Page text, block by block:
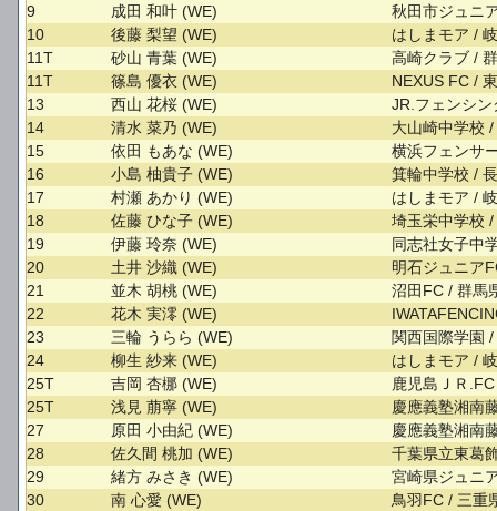
9
成田 和叶 (WE)
秋田市ジュニ
10
後藤 梨望 (WE)
はしまモア /
11T
砂山 青葉 (WE)
高崎クラブ /
11T
篠島 優衣 (WE)
NEXUS FC /
13
西山 花桜 (WE)
JR.フェンシ
14
清水 菜乃 (WE)
大山崎中学校
15
依田 もあな (WE)
横浜フェンサ
16
小島 柚貴子 (WE)
箕輪中学校 /
17
村瀬 あかり (WE)
はしまモア /
18
佐藤 ひな子 (WE)
埼玉栄中学校
19
伊藤 玲奈 (WE)
同志社女子中
20
土井 沙織 (WE)
明石ジュニア
21
並木 胡桃 (WE)
沼田FC / 群馬
22
花木 実澪 (WE)
23
三輪 うらら (WE)
関西国際学園
24
柳生 紗来 (WE)
はしまモア /
25T
吉岡 杏梛 (WE)
鹿児島ＪＲ
25T
浅見 萠寧 (WE)
慶應義塾湘南
27
原田 小由紀 (WE)
慶應義塾湘南
28
佐久間 桃加 (WE)
千葉県立東葛
29
緒方 みさき (WE)
宮崎県ジュニ
30
南 心愛 (WE)
鳥羽FC / 三重